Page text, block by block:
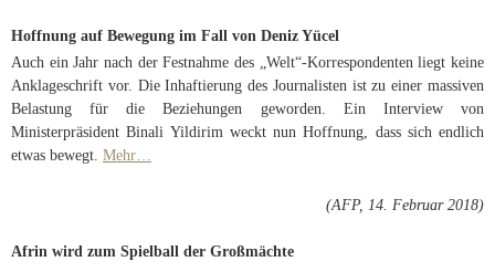
Hoffnung auf Bewegung im Fall von Deniz Yücel
Auch ein Jahr nach der Festnahme des „Welt“-Korrespondenten liegt keine
Anklageschrift vor. Die Inhaftierung des Journalisten ist zu einer massiven
Belastung für die Beziehungen geworden. Ein Interview von
Ministerpräsident Binali Yildirim weckt nun Hoffnung, dass sich endlich
etwas bewegt. Mehr…
(AFP, 14. Februar 2018)
Afrin wird zum Spielball der Großmächte